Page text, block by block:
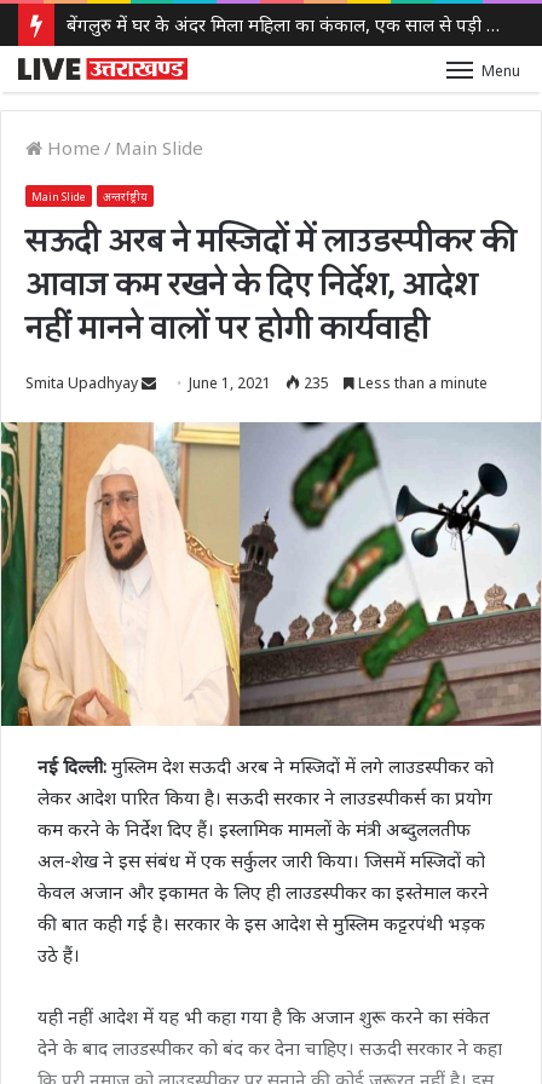
बेंगलुरु में घर के अंदर मिला महिला का कंकाल, एक साल से पड़ी थी लाश, बेटी से भी नहीं था संपर्क
Menu
Home / Main Slide
Main Slide अन्तर्राष्ट्रीय
सऊदी अरब ने मस्जिदों में लाउडस्पीकर की
आवाज कम रखने के दिए निर्देश, आदेश
नहीं मानने वालों पर होगी कार्यवाही
Smita Upadhyay
Send
email
June 1, 2021 235 Less than a minute
नई दिल्ली: मुस्लिम देश सऊदी अरब ने मस्जिदों में लगे लाउडस्पीकर को
लेकर आदेश पारित किया है। सऊदी सरकार ने लाउडस्पीकर्स का प्रयोग
कम करने के निर्देश दिए हैं। इस्लामिक मामलों के मंत्री अब्दुललतीफ
अल-शेख ने इस संबंध में एक सर्कुलर जारी किया। जिसमें मस्जिदों को
केवल अजान और इकामत के लिए ही लाउडस्पीकर का इस्तेमाल करने
की बात कही गई है। सरकार के इस आदेश से मुस्लिम कट्टरपंथी भड़क
उठे हैं।
यही नहीं आदेश में यह भी कहा गया है कि अजान शुरू करने का संकेत
देने के बाद लाउडस्‍पीकर को बंद कर देना चाहिए। सऊदी सरकार ने कहा